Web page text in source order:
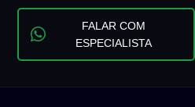
FALAR COM
ESPECIALISTA